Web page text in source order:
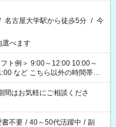
名古屋大学駅から徒歩5分 / 今
べます
の時間帯も
はお気軽にご相談くださ
書不要 / 40～50代活躍中 / 副